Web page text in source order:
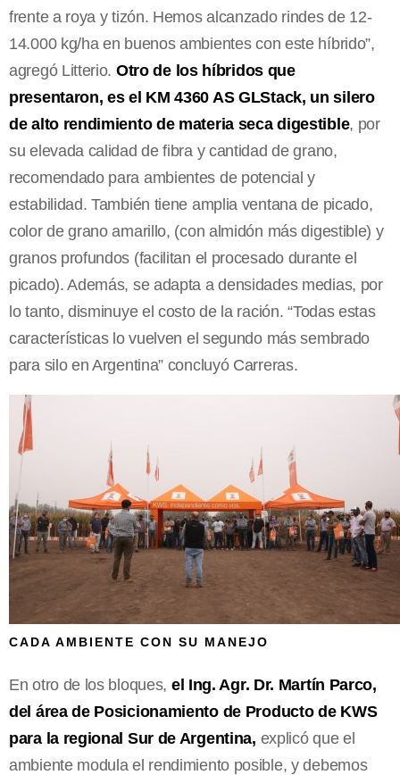
frente a roya y tizón. Hemos alcanzado rindes de 12-
14.000 kg/ha en buenos ambientes con este híbrido”,
agregó Litterio. Otro de los híbridos que
presentaron, es el KM 4360 AS GLStack, un silero
de alto rendimiento de materia seca digestible, por
su elevada calidad de fibra y cantidad de grano,
recomendado para ambientes de potencial y
estabilidad. También tiene amplia ventana de picado,
color de grano amarillo, (con almidón más digestible) y
granos profundos (facilitan el procesado durante el
picado). Además, se adapta a densidades medias, por
lo tanto, disminuye el costo de la ración. “Todas estas
características lo vuelven el segundo más sembrado
para silo en Argentina” concluyó Carreras.
CADA AMBIENTE CON SU MANEJO
En otro de los bloques, el Ing. Agr. Dr. Martín Parco,
del área de Posicionamiento de Producto de KWS
para la regional Sur de Argentina, explicó que el
ambiente modula el rendimiento posible, y debemos